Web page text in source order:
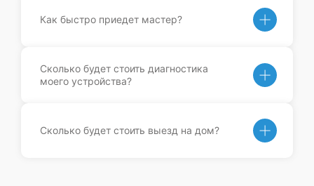
Как быстро приедет мастер?
Сколько будет стоить диагностика
моего устройства?
Сколько будет стоить выезд на дом?